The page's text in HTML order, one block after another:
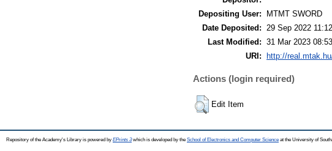
Depositing User:
MTMT SWORD
Date Deposited: 29 Sep 2022 11:12
Last Modified: 31 Mar 2023 08:53
URI:
http://
Actions (login required)
Edit Item
Repository of the Academy's Library is powered by EPrints 3which is developed by the School of Electronics and Computer Science at the University of